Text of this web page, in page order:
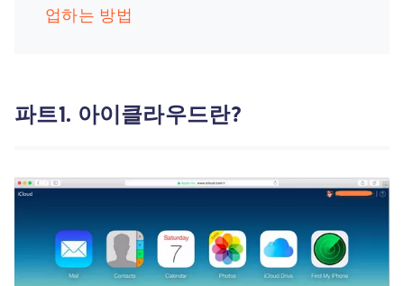
업하는 방법
파트1. 아이클라우드란?